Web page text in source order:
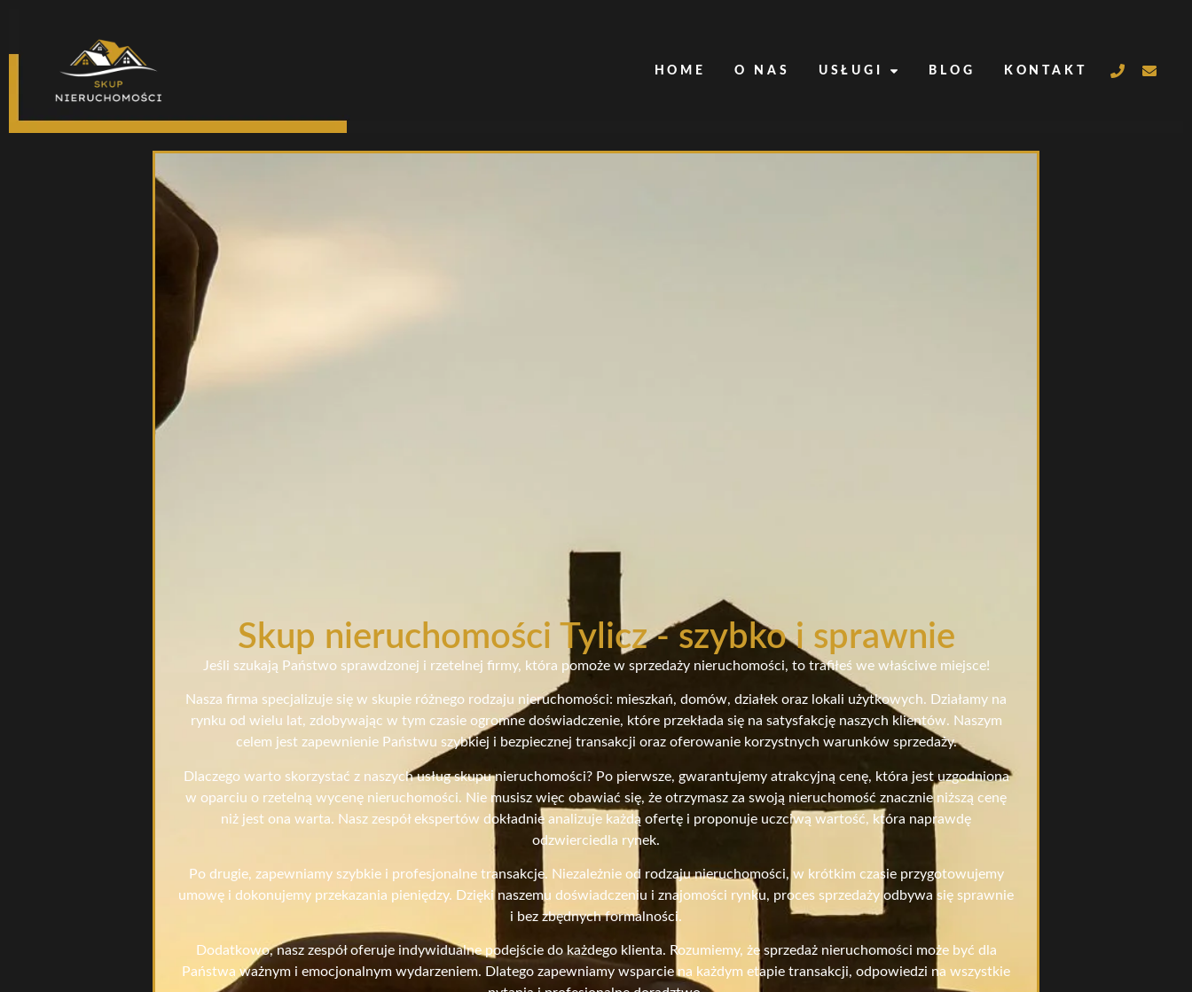
HOME O NAS USŁUGI BLOG KONTAKT
Skup nieruchomości Tylicz - szybko i sprawnie
Jeśli szukają Państwo sprawdzonej i rzetelnej firmy, która pomoże w sprzedaży nieruchomości, to trafiłeś we właściwe miejsce!
Nasza firma specjalizuje się w skupie różnego rodzaju nieruchomości: mieszkań, domów, działek oraz lokali użytkowych. Działamy na
rynku od wielu lat, zdobywając w tym czasie ogromne doświadczenie, które przekłada się na satysfakcję naszych klientów. Naszym
celem jest zapewnienie Państwu szybkiej i bezpiecznej transakcji oraz oferowanie korzystnych warunków sprzedaży.
Dlaczego warto skorzystać z naszych usług skupu nieruchomości? Po pierwsze, gwarantujemy atrakcyjną cenę, która jest uzgodniona
w oparciu o rzetelną wycenę nieruchomości. Nie musisz więc obawiać się, że otrzymasz za swoją nieruchomość znacznie niższą cenę
niż jest ona warta. Nasz zespół ekspertów dokładnie analizuje każdą ofertę i proponuje uczciwą wartość, która naprawdę
odzwierciedla rynek.
Po drugie, zapewniamy szybkie i profesjonalne transakcje. Niezależnie od rodzaju nieruchomości, w krótkim czasie przygotowujemy
umowę i dokonujemy przekazania pieniędzy. Dzięki naszemu doświadczeniu i znajomości rynku, proces sprzedaży odbywa się sprawnie
i bez zbędnych formalności.
Dodatkowo, nasz zespół oferuje indywidualne podejście do każdego klienta. Rozumiemy, że sprzedaż nieruchomości może być dla
Państwa ważnym i emocjonalnym wydarzeniem. Dlatego zapewniamy wsparcie na każdym etapie transakcji, odpowiedzi na wszystkie